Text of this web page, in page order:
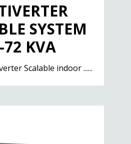
SYSTEM
72 KVA
Scalable indoor ......